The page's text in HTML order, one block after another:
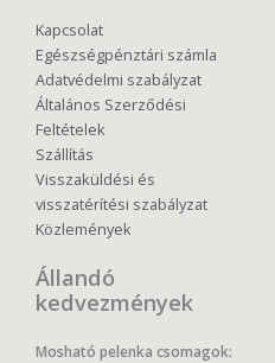
Kapcsolat
Egészségpénztári számla
Adatvédelmi szabályzat
Általános Szerződési
Feltételek
Szállítás
Visszaküldési és
visszatérítési szabályzat
Közlemények
Állandó
kedvezmények
Mosható pelenka csomagok: